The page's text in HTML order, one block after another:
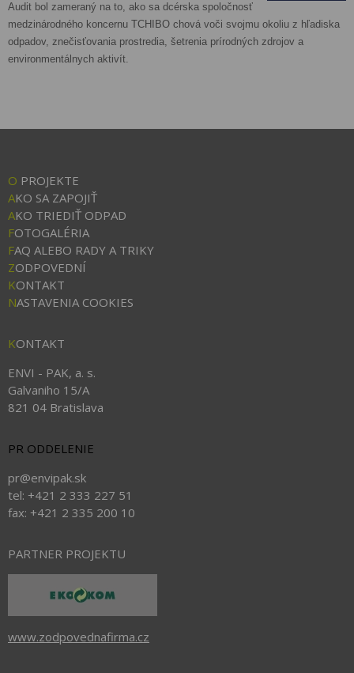
Audit bol zameraný na to, ako sa dcérska spoločnosť
medzinárodného koncernu TCHIBO chová voči svojmu okoliu z hľadiska
odpadov, znečisťovania prostredia, šetrenia prírodných zdrojov a
environmentálnych aktivít.
O PROJEKTE
AKO SA ZAPOJIŤ
AKO TRIEDIŤ ODPAD
FOTOGALÉRIA
FAQ ALEBO RADY A TRIKY
ZODPOVEDNÍ
KONTAKT
NASTAVENIA COOKIES
KONTAKT
ENVI - PAK, a. s.
Galvaniho 15/A
821 04 Bratislava
PR ODDELENIE
pr@envipak.sk
tel: +421 2 333 227 51
fax: +421 2 335 200 10
PARTNER PROJEKTU
www.zodpovednafirma.cz